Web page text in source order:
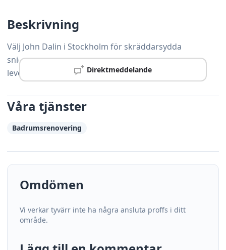
Direktmeddelande
Beskrivning
Välj John Dalin i Stockholm för skräddarsydda
snickerilösningar som håller hög standard och
levereras i tid.
Våra tjänster
Badrumsrenovering
Omdömen
Vi verkar tyvärr inte ha några ansluta proffs i ditt
område.